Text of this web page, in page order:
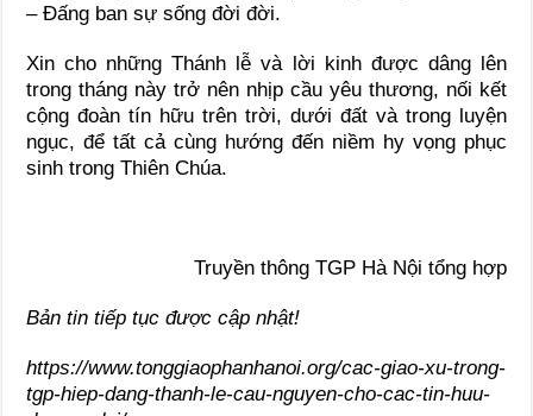
– Đấng ban sự sống đời đời.
Xin cho những Thánh lễ và lời kinh được dâng lên
trong tháng này trở nên nhịp cầu yêu thương, nối kết
cộng đoàn tín hữu trên trời, dưới đất và trong luyện
ngục, để tất cả cùng hướng đến niềm hy vọng phục
sinh trong Thiên Chúa.
Truyền thông TGP Hà Nội tổng hợp
Bản tin tiếp tục được cập nhật!
https://www.tonggiaophanhanoi.org/cac-giao-xu-trong-
tgp-hiep-dang-thanh-le-cau-nguyen-cho-cac-tin-huu-